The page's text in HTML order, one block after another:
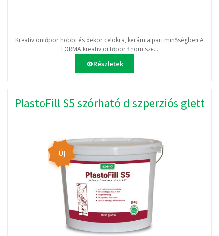
Kreatív öntőpor hobbi és dekor célokra, kerámiaipari minőségben A
FORMA kreatív öntőpor finom sze...
Részletek
PlastoFill S5 szórható diszperziós glett
ÚJ